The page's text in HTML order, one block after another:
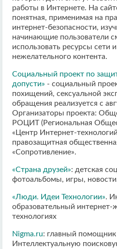
работы в Интернете. На
понятная, применимая на
интернет-безопасности,
начинающие пользователи
использовать ресурсы сети
нежелательного контента.
Социальный проект по
допусти» - социальный
похищений, сексуальной
обращения реализуется с
Организаторы проекта:
РОЦИТ (Региональная
«Центр Интернет-
правозащитная
«Сопротивление».
«Страна друзей»: детская
фотоальбомы, игры,
«Люди. Идеи Технологии».
образовательный
технологиях
Nigma.ru: главный помощник
Интеллектуальную